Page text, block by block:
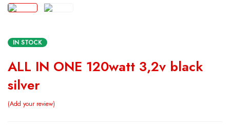
IN STOCK
ALL IN ONE 120watt 3,2v black
silver
Add your review